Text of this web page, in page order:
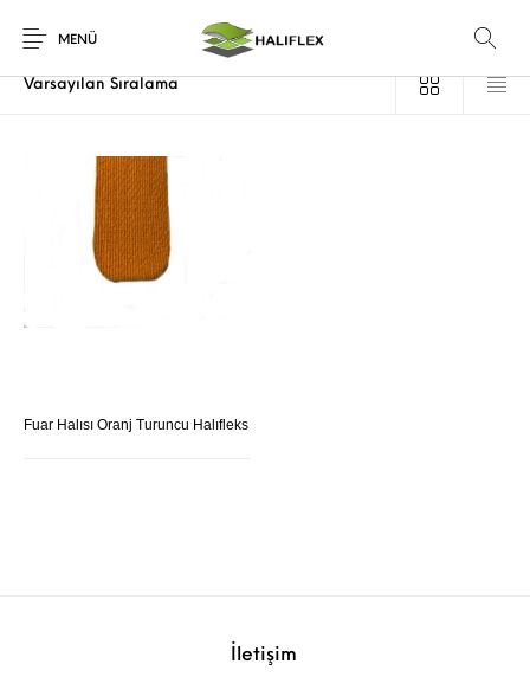
MENÜ
Ana Sayfa / Ürünler “turuncu fuar halısı” olarak etiketlendi
Fuar Halısı Oranj Turuncu Halıfleks
İletişim